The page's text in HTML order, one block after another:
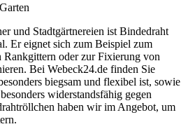
und Stadtgärtnereien ist Bindedraht
Er eignet sich zum Beispiel zum
Rankgittern oder zur Fixierung von
Bei Webeck24.de finden Sie
biegsam und flexibel ist, sowie
widerstandsfähig gegen
haben wir im Angebot, um